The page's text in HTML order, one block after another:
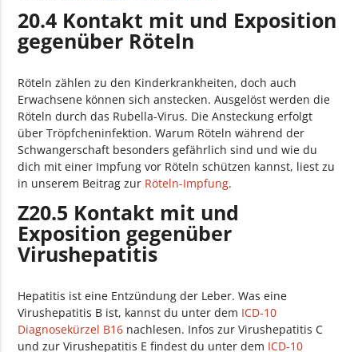
20.4 Kontakt mit und Exposition
gegenüber Röteln
Röteln zählen zu den Kinderkrankheiten, doch auch
Erwachsene können sich anstecken. Ausgelöst werden die
Röteln durch das Rubella-Virus. Die Ansteckung erfolgt
über Tröpfcheninfektion. Warum Röteln während der
Schwangerschaft besonders gefährlich sind und wie du
dich mit einer Impfung vor Röteln schützen kannst, liest zu
in unserem Beitrag zur Röteln-Impfung.
Z20.5 Kontakt mit und
Exposition gegenüber
Virushepatitis
Hepatitis ist eine Entzündung der Leber. Was eine
Virushepatitis B ist, kannst du unter dem ICD-10
Diagnosekürzel B16 nachlesen. Infos zur Virushepatitis C
und zur Virushepatitis E findest du unter dem ICD-10